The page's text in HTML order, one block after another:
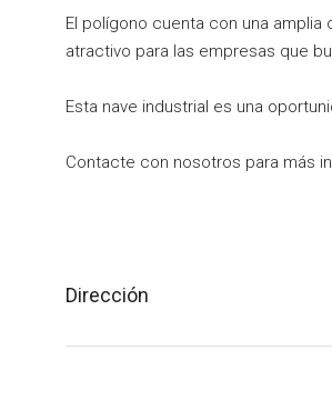
El polígono cuenta con una
atractivo para las empresas que
Esta nave industrial es una
Contacte con nosotros para más
Dirección